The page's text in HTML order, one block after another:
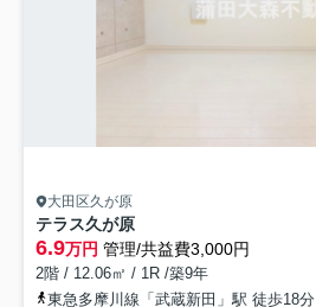
大田区久が原
テラス久が原
6.9万円 管理/共益費3,000円
2階 / 12.06㎡ / 1R /築9年
東急多摩川線「武蔵新田」駅 徒歩18分